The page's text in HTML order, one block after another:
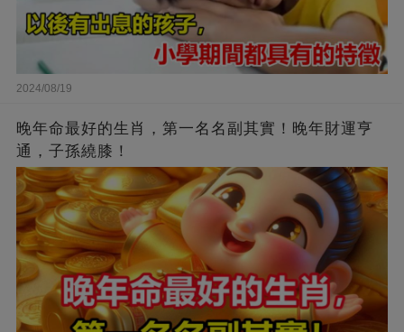
2024/08/19
晚年命最好的生肖，第一名名副其實！晚年財運亨
通，子孫繞膝！